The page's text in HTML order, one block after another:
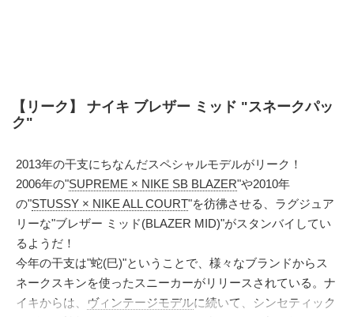
【リーク】 ナイキ ブレザー ミッド "スネークパッ
ク"
2013年の干支にちなんだスペシャルモデルがリーク！
2006年の"SUPREME × NIKE SB BLAZER"や2010年
の"STUSSY × NIKE ALL COURT"を彷彿させる、ラグジュア
リーな"ブレザー ミッド(BLAZER MID)"がスタンバイしてい
るようだ！
今年の干支は"蛇(巳)"ということで、様々なブランドからス
ネークスキンを使ったスニーカーがリリースされている。ナ
イキからは、
ヴィンテージモデルに続いて、シンセティック